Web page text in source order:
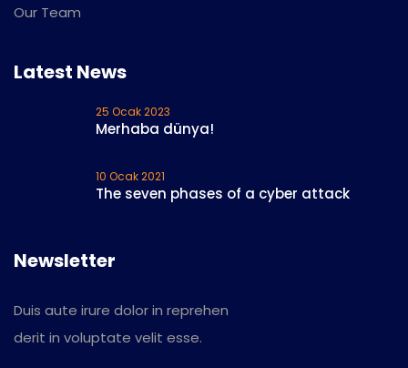
Our Team
Latest News
25 Ocak 2023
Merhaba dünya!
10 Ocak 2021
The seven phases of a cyber attack
Newsletter
Duis aute irure dolor in reprehen
derit in voluptate velit esse.